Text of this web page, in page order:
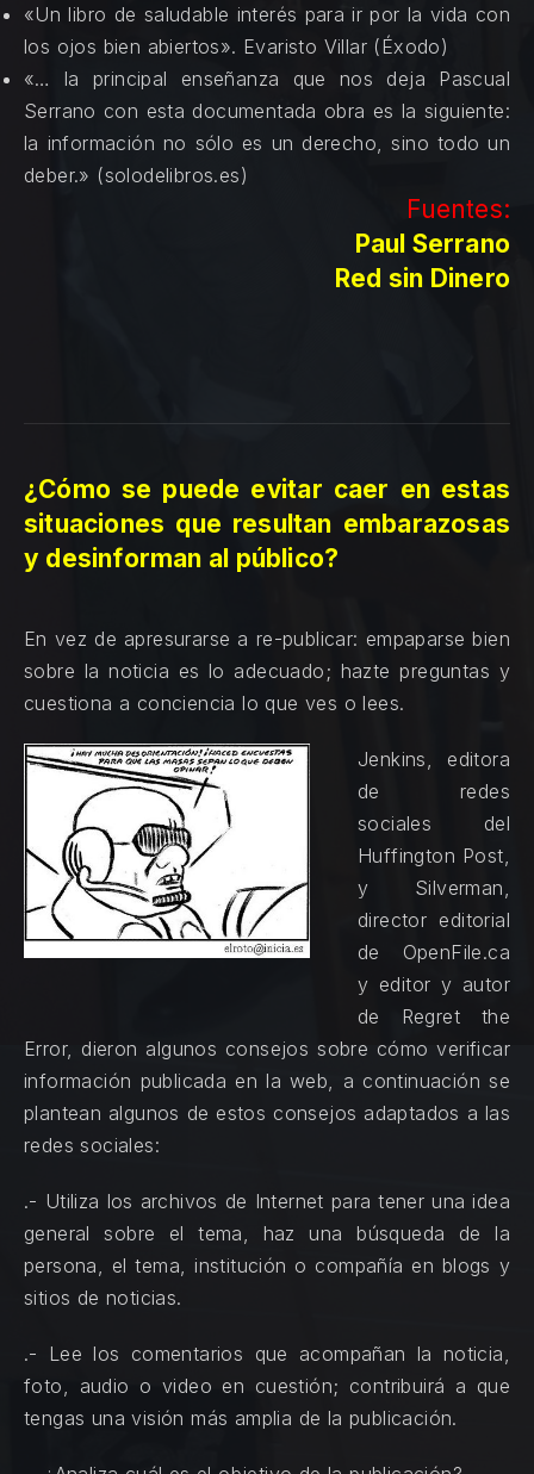
«Un libro de saludable interés para ir por la vida con
los ojos bien abiertos». Evaristo Villar (Éxodo)
«… la principal enseñanza que nos deja Pascual
Serrano con esta documentada obra es la siguiente:
la información no sólo es un derecho, sino todo un
deber.» (solodelibros.es)
Fuentes:
Paul Serrano
Red sin Dinero
¿Cómo se puede evitar caer en estas
situaciones que resultan embarazosas
y desinforman al público?
En vez de apresurarse a re-publicar: empaparse bien
sobre la noticia es lo adecuado; hazte preguntas y
cuestiona a conciencia lo que ves o lees.
Jenkins, editora
de redes
sociales del
Huffington Post,
y Silverman,
director editorial
de OpenFile.ca
y editor y autor
de Regret the
Error, dieron algunos consejos sobre cómo verificar
información publicada en la web, a continuación se
plantean algunos de estos consejos adaptados a las
redes sociales:
.- Utiliza los archivos de Internet para tener una idea
general sobre el tema, haz una búsqueda de la
persona, el tema, institución o compañía en blogs y
sitios de noticias.
.- Lee los comentarios que acompañan la noticia,
foto, audio o video en cuestión; contribuirá a que
tengas una visión más amplia de la publicación.
PREVIOUS